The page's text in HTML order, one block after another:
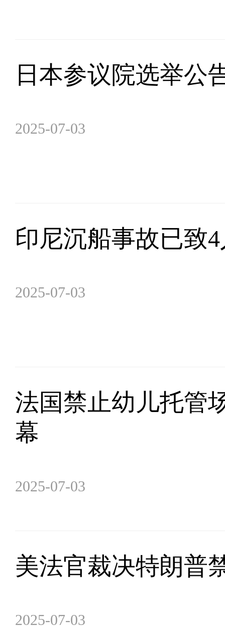
日本参议院选举公
2025-07-03
印尼沉船事故已致
2025-07-03
法国禁止幼儿托管
幕
2025-07-03
美法官裁决特朗普
2025-07-03